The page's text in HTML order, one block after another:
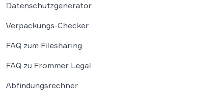
Datenschutzgenerator
Verpackungs-Checker
FAQ zum Filesharing
FAQ zu Frommer Legal
Abfindungsrechner